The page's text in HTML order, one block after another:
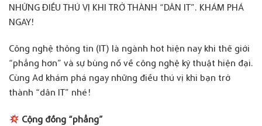
NHỮNG ĐIỀU THÚ VỊ KHI TRỞ THÀNH “DÂN IT”. KHÁM PHÁ
NGAY!
Công nghệ thông tin (IT) là ngành hot hiện nay khi thế giới
“phẳng hơn” và sự bùng nổ về công nghệ kỹ thuật hiện đại.
Cùng Ad khám phá ngay những điều thú vị khi bạn trở
thành “dân IT” nhé!
Cộng đồng “phẳng”